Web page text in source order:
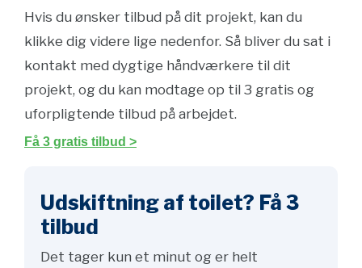
Hvis du ønsker tilbud på dit projekt, kan du
klikke dig videre lige nedenfor. Så bliver du sat i
kontakt med dygtige håndværkere til dit
projekt, og du kan modtage op til 3 gratis og
uforpligtende tilbud på arbejdet.
Få 3 gratis tilbud >
Udskiftning af toilet? Få 3
tilbud
Det tager kun et minut og er helt